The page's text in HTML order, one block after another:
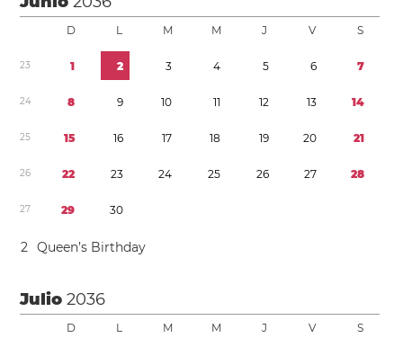
D L M M J V S
23 1 2 3 4 5 6 7
24 8 9 10 11 12 13 14
25 15 16 17 18 19 20 21
26 22 23 24 25 26 27 28
27 29 30
2 Queen’s Birthday
Julio2036
D L M M J V S